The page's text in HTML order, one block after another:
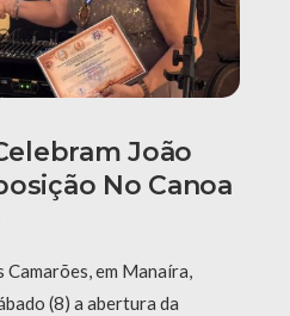
João
No Canoa
em Manaíra,
(8) a abertura da